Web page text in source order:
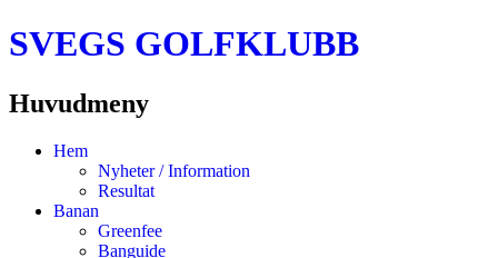
SVEGS GOLFKLUBB
Huvudmeny
HoppaHem
Nyheter / Information
Resultat
Banan
Greenfee
Banguide